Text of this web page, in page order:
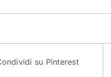
su Pinterest